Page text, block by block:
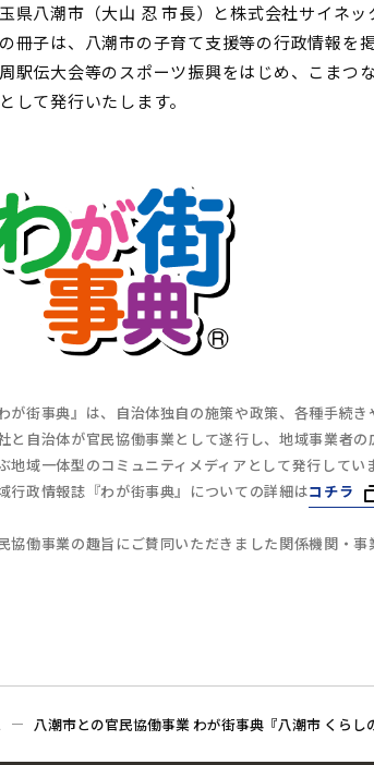
県八潮市（大山 忍 市長）と株式会社サイネ
冊子は、八潮市の子育て支援等の行政情報を
駅伝大会等のスポーツ振興をはじめ、こまつ
して発行いたします。
わが街事典』は、自治体独自の施策や政策、各種手続
と自治体が官民協働事業として遂行し、地域事業者
地域一体型のコミュニティメディアとして発行してい
行政情報誌『わが街事典』についての詳細はコチラ
協働事業の趣旨にご賛同いただきました関係機関・
八潮市との官民協働事業 わが街事典『八潮市 くら